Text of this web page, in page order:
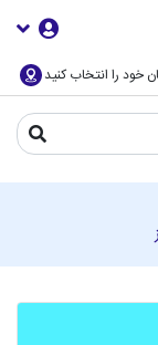
خود را انتخاب کنید